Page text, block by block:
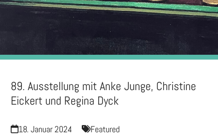
89. Ausstellung mit Anke Junge, Christine
Eickert und Regina Dyck
18. Januar 2024 Featured